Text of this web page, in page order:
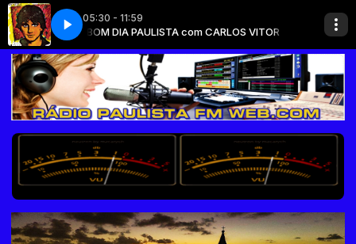
05:30 - 11:59
VITOR BOM DIA PAULISTA com CARLOS VITOR
Biafra - leão ferido